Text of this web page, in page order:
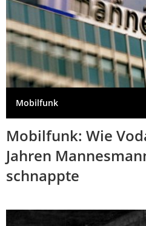
Mobilfunk
Mobilfunk: Wie
Jahren
schnappte